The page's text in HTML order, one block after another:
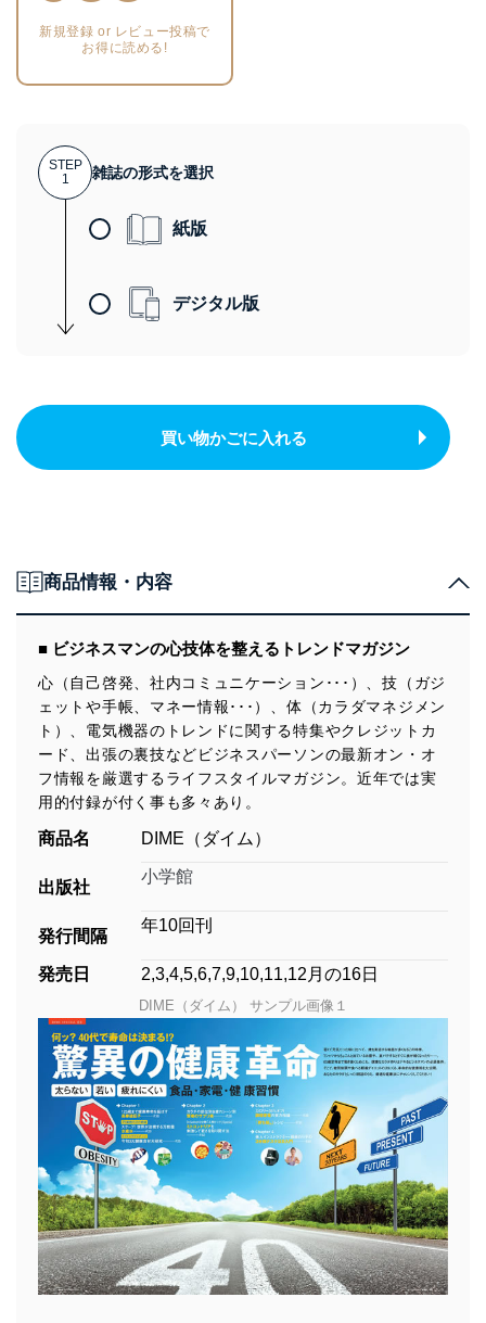
新規登録 or レビュー投稿で
お得に読める!
STEP
1
雑誌の形式を選択
紙版
デジタル版
買い物かごに入れる
商品情報・内容
■ ビジネスマンの心技体を整えるトレンドマガジン
心（自己啓発、社内コミュニケーション･･･）、技（ガジ
ェットや手帳、マネー情報･･･）、体（カラダマネジメン
ト）、電気機器のトレンドに関する特集やクレジットカ
ード、出張の裏技などビジネスパーソンの最新オン・オ
フ情報を厳選するライフスタイルマガジン。近年では実
用的付録が付く事も多々あり。
商品名 DIME（ダイム）
出版社
小学館
発行間隔
年10回刊
発売日 2,3,4,5,6,7,9,10,11,12月の16日
DIME（ダイム） サンプル画像１